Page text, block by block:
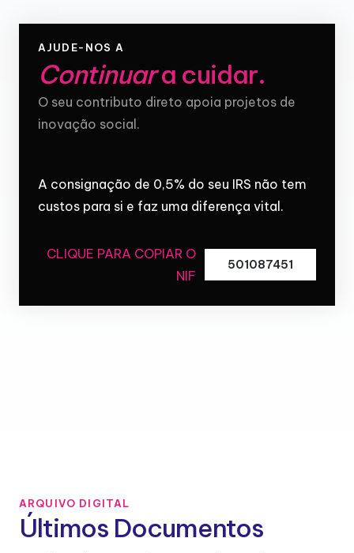
AJUDE-NOS A
Continuara cuidar.
O seu contributo direto apoia projetos de
inovação social.
A consignação de 0,5% do seu IRS não tem
custos para si e faz uma diferença vital.
CLIQUE PARA COPIAR O
NIF
501087451
ARQUIVO DIGITAL
Últimos Documentos